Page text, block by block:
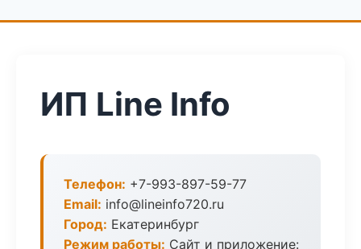
ИП Line Info
Телефон: +7-993-897-59-77
Email: info@lineinfo720.ru
Город: Екатеринбург
Режим работы: Сайт и приложение: